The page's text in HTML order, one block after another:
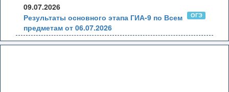
09.07.2026
ОГЭ
Результаты основного этапа ГИА-9 по Всем
предметам от 06.07.2026